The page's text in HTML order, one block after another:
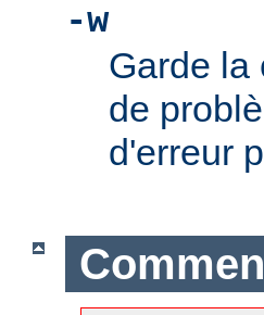
-w
Garde la
de
d'erreur